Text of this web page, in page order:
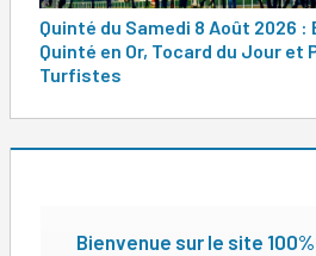
Quinté du Samedi 8 Août 2026 :
Quinté en Or, Tocard du Jour et
Turfistes
Bienvenue sur le site